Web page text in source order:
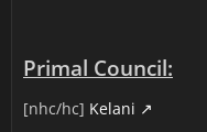
Primal Council:
[nhc/hc] Kelani